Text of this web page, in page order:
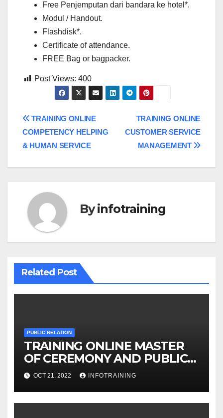
Free Penjemputan dari bandara ke hotel*.
Modul / Handout.
Flashdisk*.
Certificate of attendance.
FREE Bag or bagpacker.
Post Views: 400
Post
navigation
TRAINING ONLINE
CUSTOMER SERVICE
MANAGEMENT
TRAINING ONLINE
COMPETENCY HELPING
& HUMAN SERVICE
Byinfotraining
Related Post
PUBLIC RELATION
TRAINING ONLINE MASTER
OF CEREMONY AND PUBLIC
SPEAKING
OCT 21, 2022 INFOTRAINING